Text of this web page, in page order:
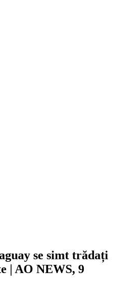
se simt trădați
| AO NEWS, 9